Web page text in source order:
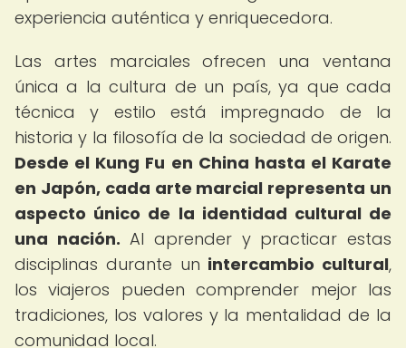
experiencia auténtica y enriquecedora.
Las artes marciales ofrecen una ventana
única a la cultura de un país, ya que cada
técnica y estilo está impregnado de la
historia y la filosofía de la sociedad de origen.
Desde el Kung Fu en China hasta el Karate
en Japón, cada arte marcial representa un
aspecto único de la identidad cultural de
una nación. Al aprender y practicar estas
disciplinas durante un intercambio cultural,
los viajeros pueden comprender mejor las
tradiciones, los valores y la mentalidad de la
comunidad local.